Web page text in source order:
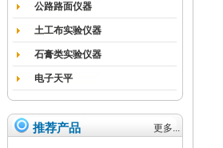
公路路面仪器
土工布实验仪器
石膏类实验仪器
电子天平
推荐产品 更多...